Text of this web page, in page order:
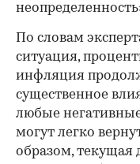
По словам
ситуация,
инфляция
существенное
любые
могут легко
образом, текущая